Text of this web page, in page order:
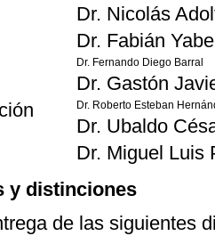
Dr. Nicolás
Dr. Fabián
Dr. Fernando Diego Barral
Dr. Gastón
Dr. Roberto Esteban
Dr. Ubaldo
Dr. Miguel Luis
y distinciones
de las siguientes